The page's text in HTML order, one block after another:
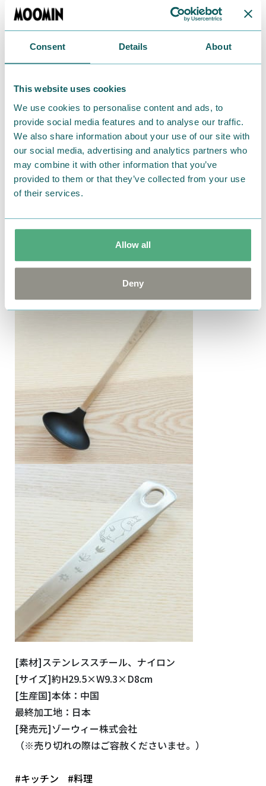
Consent Details About
This website uses cookies
We use cookies to personalise content and ads, to
provide social media features and to analyse our traffic.
We also share information about your use of our site with
our social media, advertising and analytics partners who
may combine it with other information that you’ve
provided to them or that they’ve collected from your use
of their services.
Allow all
Deny
[素材]ステンレススチール、ナイロン
[サイズ]約H32.6×W8.1×D1cm
[生産国]本体：中国
最終加工地：日本
[発売元]ゾーウィー株式会社
（※売り切れの際はご容赦くださいませ。）
キッチンツール レードル
スープなどにとても便利なレードル（お玉）です。
[素材]ステンレススチール、ナイロン
[サイズ]約H29.5×W9.3×D8cm
[生産国]本体：中国
最終加工地：日本
[発売元]ゾーウィー株式会社
（※売り切れの際はご容赦くださいませ。）
#キッチン #料理